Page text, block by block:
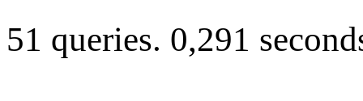
51 queries. 0,291